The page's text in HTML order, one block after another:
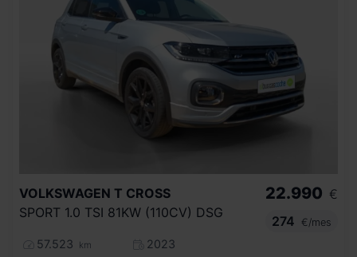
VOLKSWAGEN T CROSS
SPORT 1.0 TSI 81KW (110CV) DSG
57.523 km
2023
22.990 €
274
€/mes